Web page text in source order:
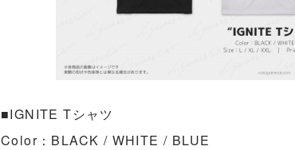
■IGNITE Tシャツ
Color：BLACK / WHITE / BLUE